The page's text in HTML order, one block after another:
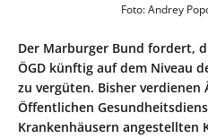
Foto: Andrey
Der Marburger Bund fordert,
ÖGD künftig auf dem Niveau
zu vergüten. Bisher
Öffentlichen
Krankenhäusern angestellten